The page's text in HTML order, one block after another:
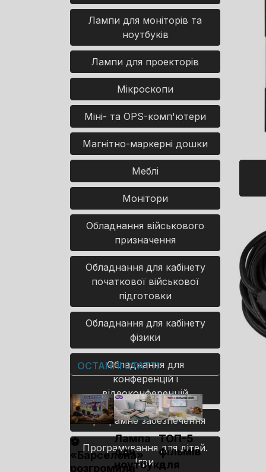
Лампи для моніторів та
ноутбуків
Лампи для проекторів
Мікроскопи
Міні- та OPS-комп'ютери
Магнітно-маркерні дошки
Меблі
Монітори
Обладнання військового
призначення
Обладнання для кабінету
початкової військової
підготовки
Обладнання для кабінету
фізики
Обладнання для
конференцій і
відеоконференцій
Програмне забезпечення
Програмування для дітей.
Ігри.
ОСТАННІ СТАТТІ
⚽
«Барселона»
розгромила
Лампа
для
ноутбука
ТОП-5
фільмів
для